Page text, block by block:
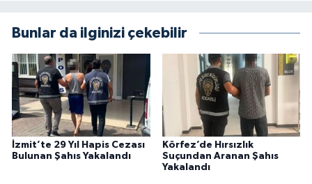
Bunlar da ilginizi çekebilir
İzmit’te 29 Yıl Hapis Cezası
Bulunan Şahıs Yakalandı
Körfez’de Hırsızlık
Suçundan Aranan Şahıs
Yakalandı